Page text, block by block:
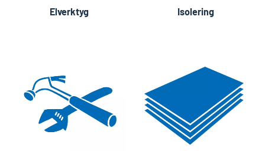
Elverktyg Isolering